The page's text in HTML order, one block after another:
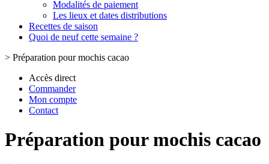
Modalités de paiement
Les lieux et dates distributions
Recettes de saison
Quoi de neuf cette semaine ?
> Préparation pour mochis cacao
Accès direct
Commander
Mon compte
Contact
Préparation pour mochis cacao